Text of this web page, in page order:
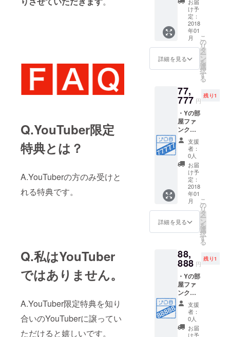
Q.YouTuber限定
特典とは？
A.YouTuberの方のみ受けと
れる特典です。
Q.私はYouTuber
ではありません。
A.YouTuber限定特典を知り
合いのYouTuberに譲ってい
ただけると嬉しいです。
Facebo
okコミ
ティー
に招待
・
YouTub
の部屋
ファン
クラブ
会員6年
間有効
・Yの部
屋会員
カード
付与(仮
ド) ・Y
の部屋
にお名
前また
はチャ
ンネル
名が記
載され
ます。
・
Facebo
okコミ
ティー
に招待
・
YouTub
け予
定：
2018
年01
月
詳細を見る
こ
の
リ
タ
ー
ン
を
選
択
す
る
77,
777 円
残り1
・Yの部
屋ファ
ンクラ
ブ会員
番号
77777
番 ・Y
の部屋
ファン
クラブ
会員7年
間有効
・Yの部
屋会員
カード
付与(仮
ド) ・Y
の部屋
にお名
前また
はチャ
ンネル
名が記
載され
ます。
・
Facebo
支援
者：
0人
お届
け予
定：
2018
年01
月
詳細を見る
こ
の
リ
タ
ー
ン
を
選
択
す
る
88,
888 円
残り1
・Yの部
屋ファ
ンクラ
ブ会員
番号
88888
番 ・Y
の部屋
支援
者：
0人
お届
け予